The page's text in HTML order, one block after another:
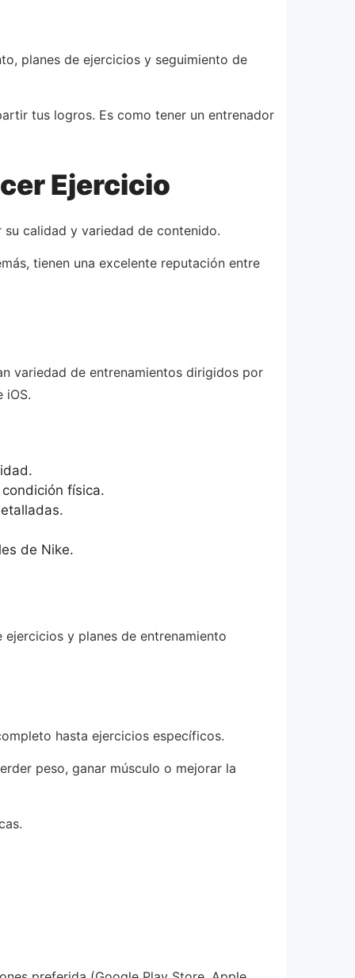
planes de ejercicios y seguimiento de
tus logros. Es como tener un entrenador
Ejercicio
calidad y variedad de contenido.
tienen una excelente reputación entre
variedad de entrenamientos dirigidos por
iOS.
física.
de Nike.
y planes de entrenamiento
hasta ejercicios específicos.
peso, ganar músculo o mejorar la